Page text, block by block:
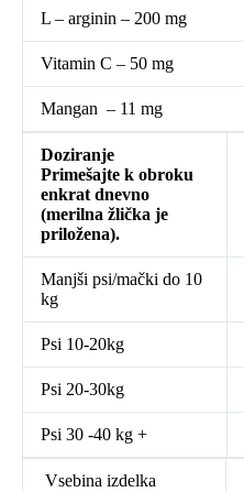
L – arginin – 200 mg
Vitamin C – 50 mg
Mangan – 11 mg
Doziranje
Primešajte k obroku
enkrat dnevno
(merilna žlička je
priložena).
Manjši psi/mački do 10
kg
Psi 10-20kg
Psi 20-30kg
Psi 30 -40 kg +
Vsebina izdelka